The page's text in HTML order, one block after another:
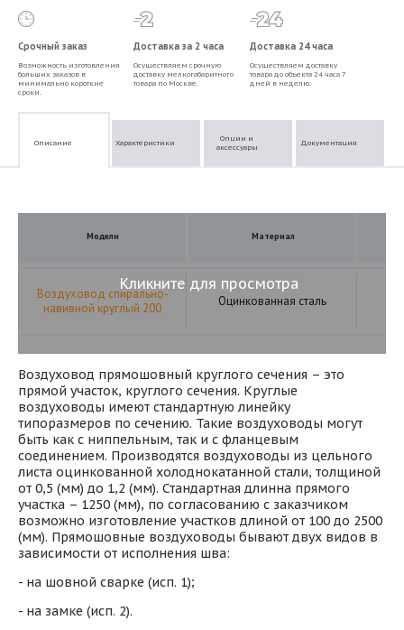
Срочный заказ
Возможность изготовления
больших заказов в
минимально короткие
сроки.
Доставка за 2 часа
Осуществляем срочную
доставку мелкогабаритного
товара по Москве.
Доставка 24 часа
Осуществляем доставку
товара до объекта 24 часа 7
дней в неделю.
Описание Характеристики
Опции и
аксессуары
Документация
Модели Материал
Воздуховод спирально-
навивной круглый 200
Оцинкованная сталь
Кликните для просмотра
Воздуховод прямошовный круглого сечения – это
прямой участок, круглого сечения. Круглые
воздуховоды имеют стандартную линейку
типоразмеров по сечению. Такие воздуховоды могут
быть как с ниппельным, так и с фланцевым
соединением. Производятся воздуховоды из цельного
листа оцинкованной холоднокатанной стали, толщиной
от 0,5 (мм) до 1,2 (мм). Стандартная длинна прямого
участка – 1250 (мм), по согласованию с заказчиком
возможно изготовление участков длиной от 100 до 2500
(мм). Прямошовные воздуховоды бывают двух видов в
зависимости от исполнения шва:
- на шовной сварке (исп. 1);
- на замке (исп. 2).